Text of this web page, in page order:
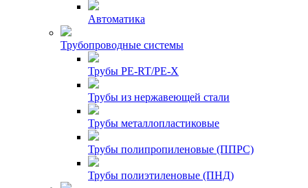
Автоматика
Трубопроводные системы
Трубы PE-RT/PE-X
Трубы из нержавеющей стали
Трубы металлопластиковые
Трубы полипропиленовые (ППРС)
Трубы полиэтиленовые (ПНД)